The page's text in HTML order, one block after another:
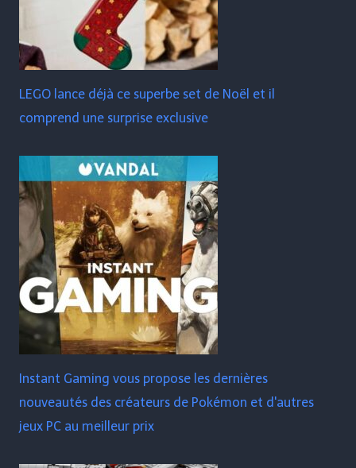
LEGO lance déjà ce superbe set de Noël et il
comprend une surprise exclusive
Instant Gaming vous propose les dernières
nouveautés des créateurs de Pokémon et d'autres
jeux PC au meilleur prix